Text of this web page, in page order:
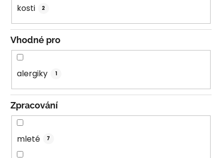
kosti 2
Vhodné pro
alergiky 1
Zpracování
mleté 7